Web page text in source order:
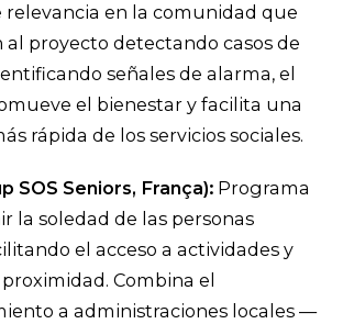
relevancia en la comunidad que
proyecto detectando casos de
señales de alarma, el
el bienestar y facilita una
rápida de los servicios sociales.
SOS Seniors, França): Programa
la soledad de las personas
el acceso a actividades y
Combina el
a administraciones locales —